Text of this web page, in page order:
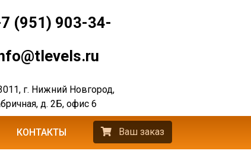
(951) 903-34-
г. Нижний Новгород,
д. 2Б, офис 6
Ваш заказ
КОНТАКТЫ